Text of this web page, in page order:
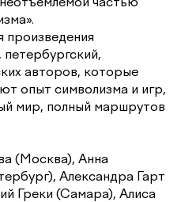
произведения
авторов, которые
опыт символизма и игр,
мир, полный маршрутов
(Москва), Анна
Александра Гарт
Греки (Самара), Алиса